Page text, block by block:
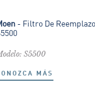
- Filtro De Reemplazo
S5500
MÁS